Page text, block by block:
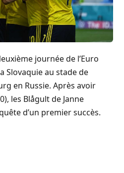
journée de l’Euro
Slovaquie au stade de
en Russie. Après avoir
les Blågult de Janne
d’un premier succès.